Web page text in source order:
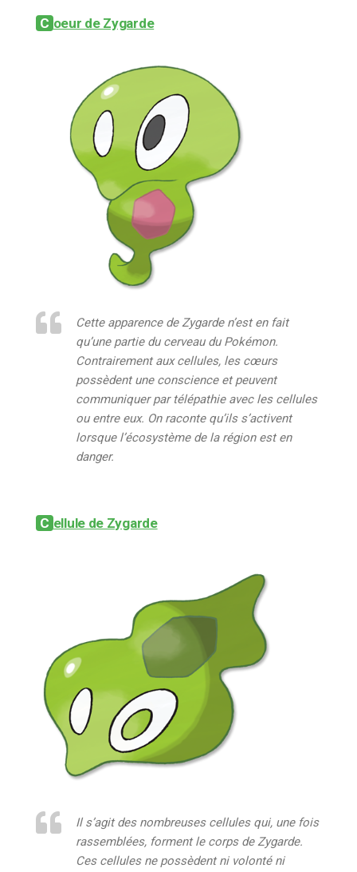
Coeur de Zygarde
Cette apparence de Zygarde n’est en fait
qu’une partie du cerveau du Pokémon.
Contrairement aux cellules, les cœurs
possèdent une conscience et peuvent
communiquer par télépathie avec les cellules
ou entre eux. On raconte qu’ils s’activent
lorsque l’écosystème de la région est en
danger.
Cellule de Zygarde
Il s’agit des nombreuses cellules qui, une fois
rassemblées, forment le corps de Zygarde.
Ces cellules ne possèdent ni volonté ni